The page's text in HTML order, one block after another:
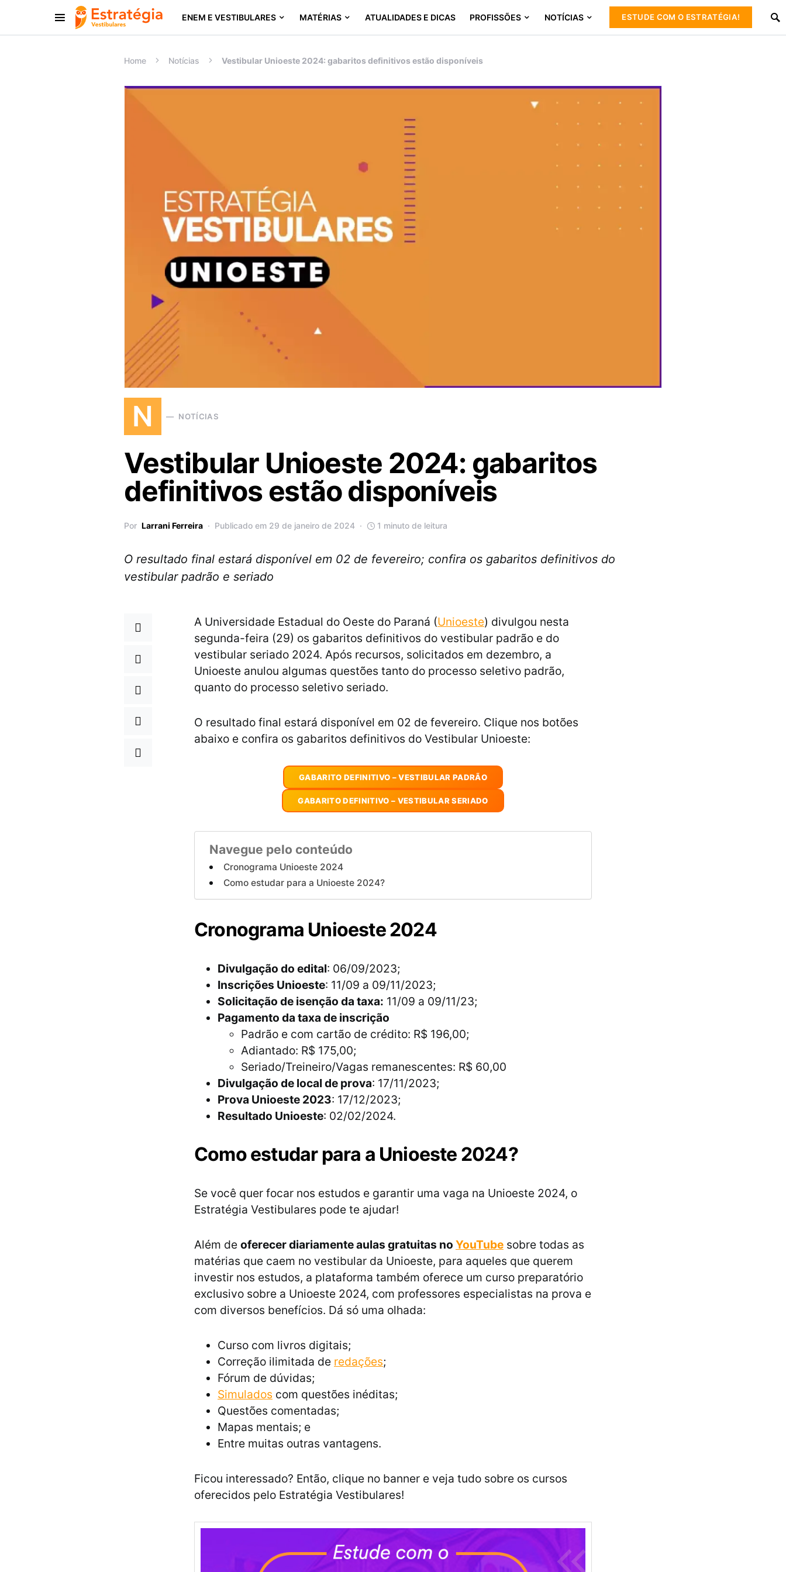
ENEM E VESTIBULARES MATÉRIAS ATUALIDADES E DICAS PROFISSÕES NOTÍCIAS ESTUDE COM O ESTRATÉGIA!
Procurar:
Home Notícias Vestibular Unioeste 2024: gabaritos definitivos estão disponíveis
N NOTÍCIAS
Vestibular Unioeste 2024: gabaritos
definitivos estão disponíveis
Por Larrani Ferreira Publicado em 29 de janeiro de 2024 1 minuto de leitura
O resultado final estará disponível em 02 de fevereiro; confira os gabaritos definitivos do
vestibular padrão e seriado
A Universidade Estadual do Oeste do Paraná (Unioeste) divulgou nesta
segunda-feira (29) os gabaritos definitivos do vestibular padrão e do
vestibular seriado 2024. Após recursos, solicitados em dezembro, a
Unioeste anulou algumas questões tanto do processo seletivo padrão,
quanto do processo seletivo seriado.
O resultado final estará disponível em 02 de fevereiro. Clique nos botões
abaixo e confira os gabaritos definitivos do Vestibular Unioeste:
GABARITO DEFINITIVO – VESTIBULAR PADRÃO
GABARITO DEFINITIVO – VESTIBULAR SERIADO
Navegue pelo conteúdo
Cronograma Unioeste 2024
Como estudar para a Unioeste 2024?
Cronograma Unioeste 2024
Divulgação do edital: 06/09/2023;
Inscrições Unioeste: 11/09 a 09/11/2023;
Solicitação de isenção da taxa: 11/09 a 09/11/23;
Pagamento da taxa de inscrição
Padrão e com cartão de crédito: R$ 196,00;
Adiantado: R$ 175,00;
Seriado/Treineiro/Vagas remanescentes: R$ 60,00
Divulgação de local de prova: 17/11/2023;
Prova Unioeste 2023: 17/12/2023;
Resultado Unioeste: 02/02/2024.
Como estudar para a Unioeste 2024?
Se você quer focar nos estudos e garantir uma vaga na Unioeste 2024, o
Estratégia Vestibulares pode te ajudar!
Além de oferecer diariamente aulas gratuitas no YouTube sobre todas as
matérias que caem no vestibular da Unioeste, para aqueles que querem
investir nos estudos, a plataforma também oferece um curso preparatório
exclusivo sobre a Unioeste 2024, com professores especialistas na prova e
com diversos benefícios. Dá só uma olhada:
Curso com livros digitais;
Correção ilimitada de redações;
Fórum de dúvidas;
Simulados com questões inéditas;
Questões comentadas;
Mapas mentais; e
Entre muitas outras vantagens.
Ficou interessado? Então, clique no banner e veja tudo sobre os cursos
oferecidos pelo Estratégia Vestibulares!